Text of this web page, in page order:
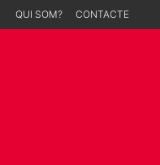
QUI SOM? CONTACTE